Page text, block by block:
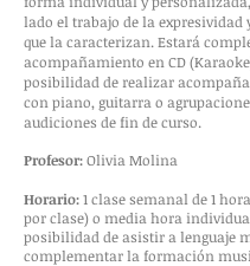
lado el trabajo de la expresividad
que la caracterizan. Estará
acompañamiento en CD
posibilidad de realizar
con piano, guitarra o
audiciones de fin de curso.
Profesor:Olivia Molina
Horario:1 clase semanal de 1
por clase) o media hora
posibilidad de asistir a lenguaje
complementar la formación